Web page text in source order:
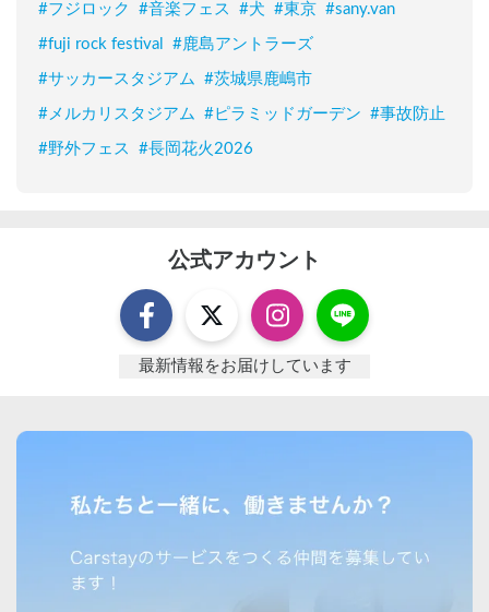
#フジロック #音楽フェス #犬 #東京 #sany.van
#fuji rock festival #鹿島アントラーズ
#サッカースタジアム #茨城県鹿嶋市
#メルカリスタジアム #ピラミッドガーデン #事故防止
#野外フェス #長岡花火2026
公式アカウント
最新情報をお届けしています